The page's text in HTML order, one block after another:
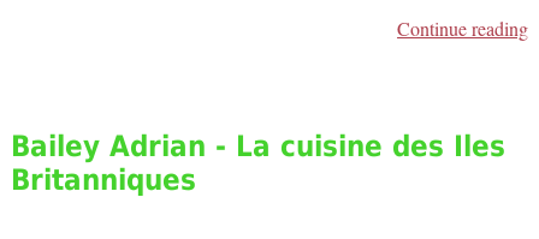
Continue reading
Bailey Adrian - La cuisine des Iles
Britanniques